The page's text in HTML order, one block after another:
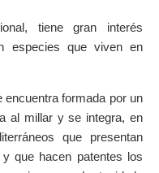
tiene gran interés
especies que viven en
encuentra formada por un
al millar y se integra, en
que presentan
que hacen patentes los